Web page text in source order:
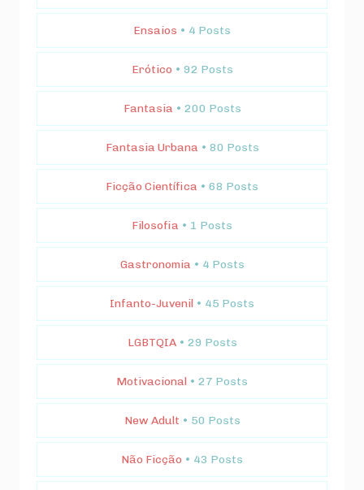
Ensaios • 4 Posts
Erótico • 92 Posts
Fantasia • 200 Posts
Fantasia Urbana • 80 Posts
Ficção Científica • 68 Posts
Filosofia • 1 Posts
Gastronomia • 4 Posts
Infanto-Juvenil • 45 Posts
LGBTQIA • 29 Posts
Motivacional • 27 Posts
New Adult • 50 Posts
Não Ficção • 43 Posts